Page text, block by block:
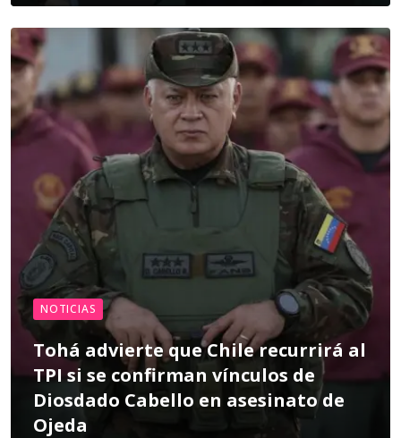
NOTICIAS
Tohá advierte que Chile recurrirá al
TPI si se confirman vínculos de
Diosdado Cabello en asesinato de
Ojeda